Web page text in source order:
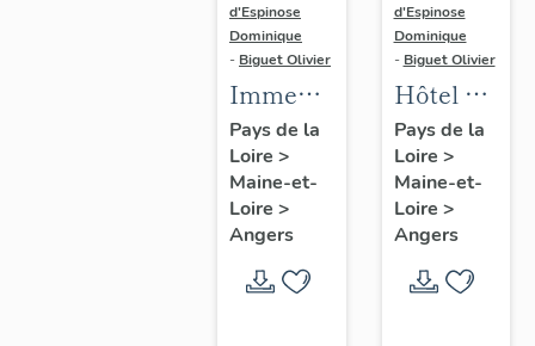
d'Espinose
Dominique
- Biguet Olivier
Immeuble
Mondain,
à 2
unités
distributives,
67-69 rue
Saint-
Pays de la
Loire >
Maine-et-
Loire >
Angers
d'Espinose
Dominique
- Biguet Olivier
Hôtel dit
maison
de
Cunault,
puis
maison
canoniale
Pays de la
Loire >
Maine-et-
Loire >
Angers